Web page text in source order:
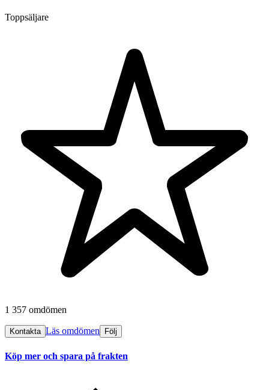
Toppsäljare
1 357 omdömen
Kontakta Läs omdömen Följ
Köp mer och spara på frakten